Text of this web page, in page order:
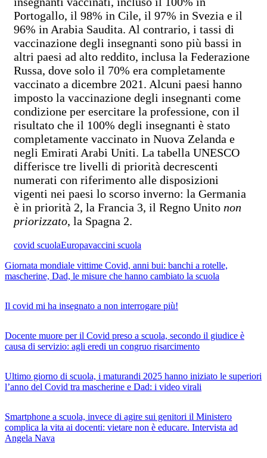
Portogallo, il 98% in Cile, il 97% in Svezia e il
96% in Arabia Saudita. Al contrario, i tassi di
vaccinazione degli insegnanti sono più bassi in
altri paesi ad alto reddito, inclusa la Federazione
Russa, dove solo il 70% era completamente
vaccinato a dicembre 2021. Alcuni paesi hanno
imposto la vaccinazione degli insegnanti come
condizione per esercitare la professione, con il
risultato che il 100% degli insegnanti è stato
completamente vaccinato in Nuova Zelanda e
negli Emirati Arabi Uniti. La tabella UNESCO
differisce tre livelli di priorità decrescenti
numerati con riferimento alle disposizioni
vigenti nei paesi lo scorso inverno: la Germania
è in priorità 2, la Francia 3, il Regno Unito non
priorizzato, la Spagna 2.
covid scuolaEuropavaccini scuola
Giornata mondiale vittime Covid, anni bui: banchi a rotelle,
mascherine, Dad, le misure che hanno cambiato la scuola
Il covid mi ha insegnato a non interrogare più!
Docente muore per il Covid preso a scuola, secondo il giudice è
causa di servizio: agli eredi un congruo risarcimento
Ultimo giorno di scuola, i maturandi 2025 hanno iniziato le superiori
l’anno del Covid tra mascherine e Dad: i video virali
Smartphone a scuola, invece di agire sui genitori il Ministero
complica la vita ai docenti: vietare non è educare. Intervista ad
Angela Nava